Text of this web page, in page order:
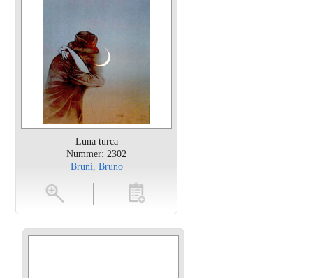
Luna turca
Nummer: 2302
Bruni, Bruno
toevoegen